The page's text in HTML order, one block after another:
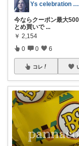
Ys celebration day
今ならクーポン最大
とめ買いで ...
￥ 2,154
0 0 6
コレ